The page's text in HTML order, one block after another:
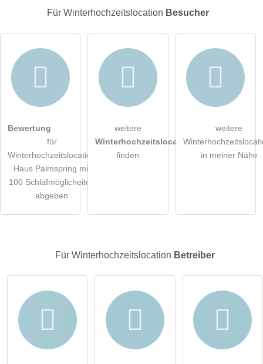
E-Mail-Adresse (wird nicht veröffentlicht)
Die Datenschutzerklärung habe ich zur Kenntnis genommen.
öffentliche Frage stellen
Hinweis:Bitte beachten Sie, öffentliche Fragen sind
Besucher sichtbar
.
Für Winterhochzeitslocation Besucher
Bewertung
für
Winterhochzeitslocation
Haus Palmspring mit
100 Schlafmöglicheiten
abgeben
weitere
Winterhochzeitslocations
finden
weitere
in meiner Nähe
Für Winterhochzeitslocation Betreiber